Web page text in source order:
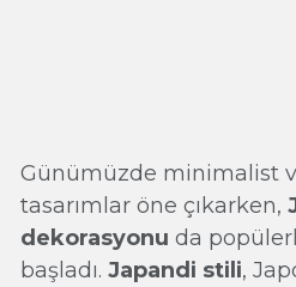
Günümüzde minimalist
tasarımlar öne çıkarken,
dekorasyonu da
başladı. Japandi stili,